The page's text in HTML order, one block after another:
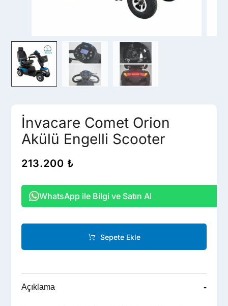
İnvacare Comet Orion
Akülü Engelli Scooter
213.200 ₺
WhatsApp ile Bilgi ve Satın Al
Sepete Ekle
Açıklama -